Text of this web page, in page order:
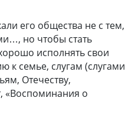
его общества не с тем,
но чтобы стать
исполнять свои
к семье, слугам (слугами
Отечеству,
«Воспоминания о